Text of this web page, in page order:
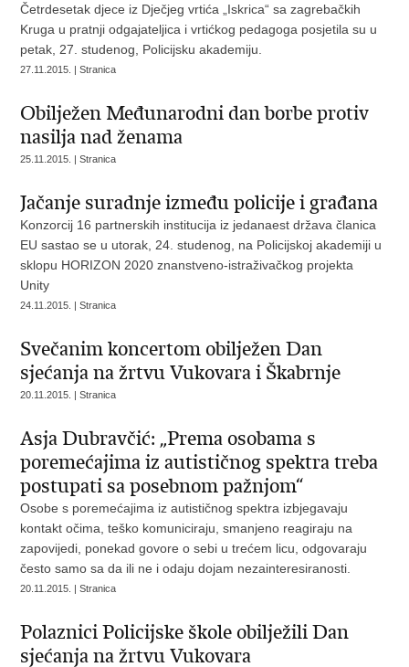
Četrdesetak djece iz Dječjeg vrtića „Iskrica“ sa zagrebačkih
Kruga u pratnji odgajateljica i vrtićkog pedagoga posjetila su u
petak, 27. studenog, Policijsku akademiju.
27.11.2015. | Stranica
Obilježen Međunarodni dan borbe protiv
nasilja nad ženama
25.11.2015. | Stranica
Jačanje suradnje između policije i građana
Konzorcij 16 partnerskih institucija iz jedanaest država članica
EU sastao se u utorak, 24. studenog, na Policijskoj akademiji u
sklopu HORIZON 2020 znanstveno-istraživačkog projekta
Unity
24.11.2015. | Stranica
Svečanim koncertom obilježen Dan
sjećanja na žrtvu Vukovara i Škabrnje
20.11.2015. | Stranica
Asja Dubravčić: „Prema osobama s
poremećajima iz autističnog spektra treba
postupati sa posebnom pažnjom“
Osobe s poremećajima iz autističnog spektra izbjegavaju
kontakt očima, teško komuniciraju, smanjeno reagiraju na
zapovijedi, ponekad govore o sebi u trećem licu, odgovaraju
često samo sa da ili ne i odaju dojam nezainteresiranosti.
20.11.2015. | Stranica
Polaznici Policijske škole obilježili Dan
sjećanja na žrtvu Vukovara